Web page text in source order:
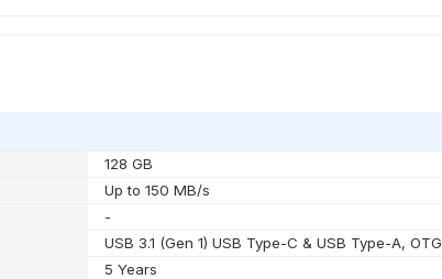
128 GB
Up to 150 MB/s
-
USB 3.1 (Gen 1) USB Type-C & USB Type-A, OTG
5 Years